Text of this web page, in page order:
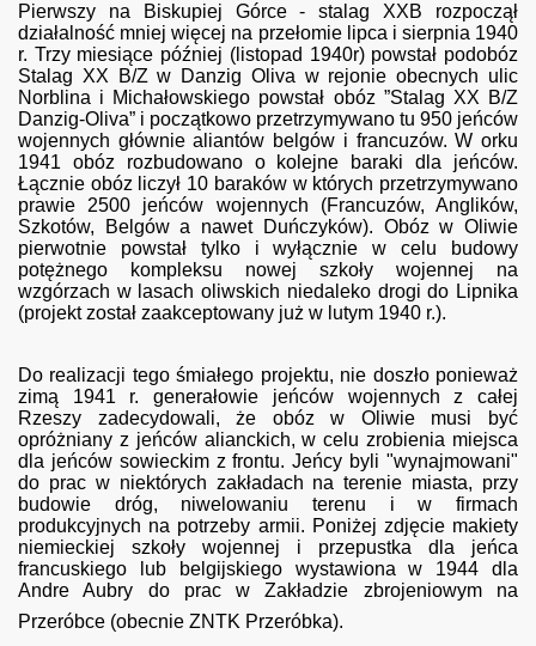
Pierwszy na Biskupiej Górce - stalag XXB rozpoczął
działalność mniej więcej na przełomie lipca i sierpnia 1940
r. Trzy miesiące później (listopad 1940r) powstał podobóz
Stalag XX B/Z w Danzig Oliva w rejonie obecnych ulic
Norblina i Michałowskiego powstał obóz ”Stalag XX B/Z
Danzig-Oliva” i początkowo przetrzymywano tu 950 jeńców
wojennych głównie aliantów belgów i francuzów. W orku
1941 obóz rozbudowano o kolejne baraki dla jeńców.
Łącznie obóz liczył 10 baraków w których przetrzymywano
prawie 2500 jeńców wojennych (Francuzów, Anglików,
Szkotów, Belgów a nawet Duńczyków). Obóz w Oliwie
pierwotnie powstał tylko i wyłącznie w celu budowy
potężnego kompleksu nowej szkoły wojennej na
wzgórzach w lasach oliwskich niedaleko drogi do Lipnika
(projekt został zaakceptowany już w lutym 1940 r.).
Do realizacji tego śmiałego projektu, nie doszło ponieważ
zimą 1941 r. generałowie jeńców wojennych z całej
Rzeszy zadecydowali, że obóz w Oliwie musi być
opróżniany z jeńców alianckich, w celu zrobienia miejsca
dla jeńców sowieckim z frontu. Jeńcy byli "wynajmowani"
do prac w niektórych zakładach na terenie miasta, przy
budowie dróg, niwelowaniu terenu i w firmach
produkcyjnych na potrzeby armii. Poniżej zdjęcie makiety
niemieckiej szkoły wojennej i przepustka dla jeńca
francuskiego lub belgijskiego wystawiona w 1944 dla
Andre Aubry do prac w Zakładzie zbrojeniowym na
Przeróbce (obecnie ZNTK Przeróbka).
z lat 2011-2024